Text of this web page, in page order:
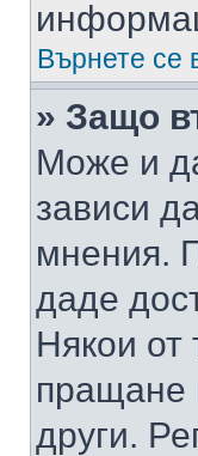
Върнете се
» Защо
Може и
зависи
мнения.
даде
Някои от
пращане
други.